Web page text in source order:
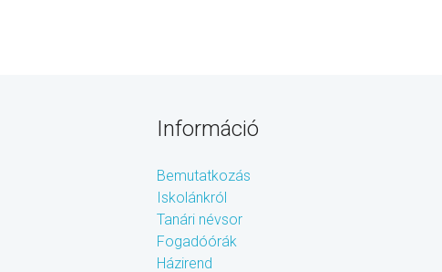
Információ
Bemutatkozás
Iskolánkról
Tanári névsor
Fogadóórák
Házirend